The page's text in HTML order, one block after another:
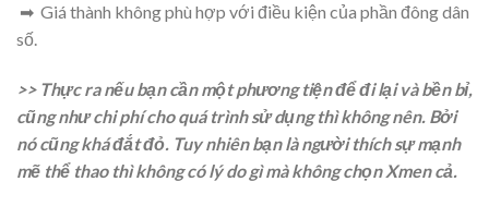
➡ Giá thành không phù hợp với điều kiện của phần đông dân
số.
>> Thực ra nếu bạn cần một phương tiện để đi lại và bền bỉ,
cũng như chi phí cho quá trình sử dụng thì không nên. Bởi
nó cũng khá đắt đỏ. Tuy nhiên bạn là người thích sự mạnh
mẽ thể thao thì không có lý do gì mà không chọn Xmen cả.